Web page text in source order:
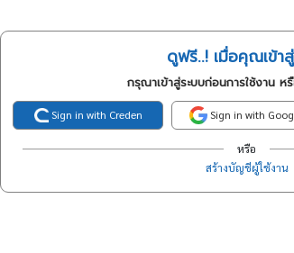
ดูฟรี..! เมื่อคุณเข้า
กรุณาเข้าสู่ระบบก่อนการใช้งาน
Sign in with Creden Sign in with
หรือ
สร้างบัญชีผู้ใช้งาน